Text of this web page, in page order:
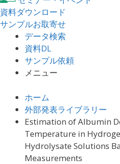
資料ダウンロード
サンプルお取寄せ
データ検索
資料DL
サンプル依頼
メニュー
ホーム
外部発表ライブラリー
Estimation of Albumin
Temperature in
Hydrolysate Solutions
Measurements